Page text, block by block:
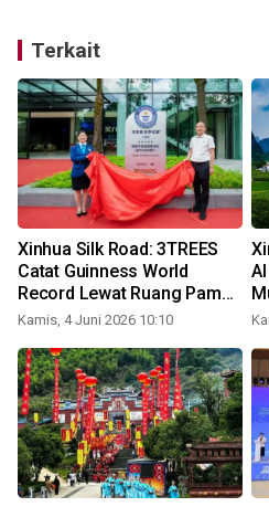
Terkait
Xinhua Silk Road: 3TREES
Catat Guinness World
Record Lewat Ruang Pamer
Produk Pelapis Terbesar di
Kamis, 4 Juni 2026 10:10